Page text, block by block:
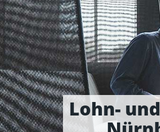
Lohn-